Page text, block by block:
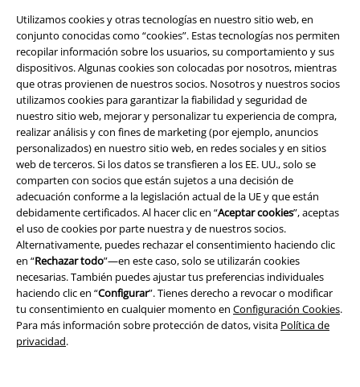
Utilizamos cookies y otras tecnologías en nuestro sitio web, en
conjunto conocidas como “cookies”. Estas tecnologías nos permiten
recopilar información sobre los usuarios, su comportamiento y sus
dispositivos. Algunas cookies son colocadas por nosotros, mientras
que otras provienen de nuestros socios. Nosotros y nuestros socios
utilizamos cookies para garantizar la fiabilidad y seguridad de
nuestro sitio web, mejorar y personalizar tu experiencia de compra,
realizar análisis y con fines de marketing (por ejemplo, anuncios
personalizados) en nuestro sitio web, en redes sociales y en sitios
web de terceros. Si los datos se transfieren a los EE. UU., solo se
comparten con socios que están sujetos a una decisión de
adecuación conforme a la legislación actual de la UE y que están
debidamente certificados. Al hacer clic en “Aceptar cookies”, aceptas
el uso de cookies por parte nuestra y de nuestros socios.
Alternativamente, puedes rechazar el consentimiento haciendo clic
en “Rechazar todo”—en este caso, solo se utilizarán cookies
necesarias. También puedes ajustar tus preferencias individuales
haciendo clic en “Configurar”. Tienes derecho a revocar o modificar
tu consentimiento en cualquier momento en Configuración Cookies.
Para más información sobre protección de datos, visita Política de
privacidad.
Legal
Términos y Condiciones
Aviso Legal
Ley protección de datos
Eliminación de residuos y protección del medioambiente
Declaración de Conformidad